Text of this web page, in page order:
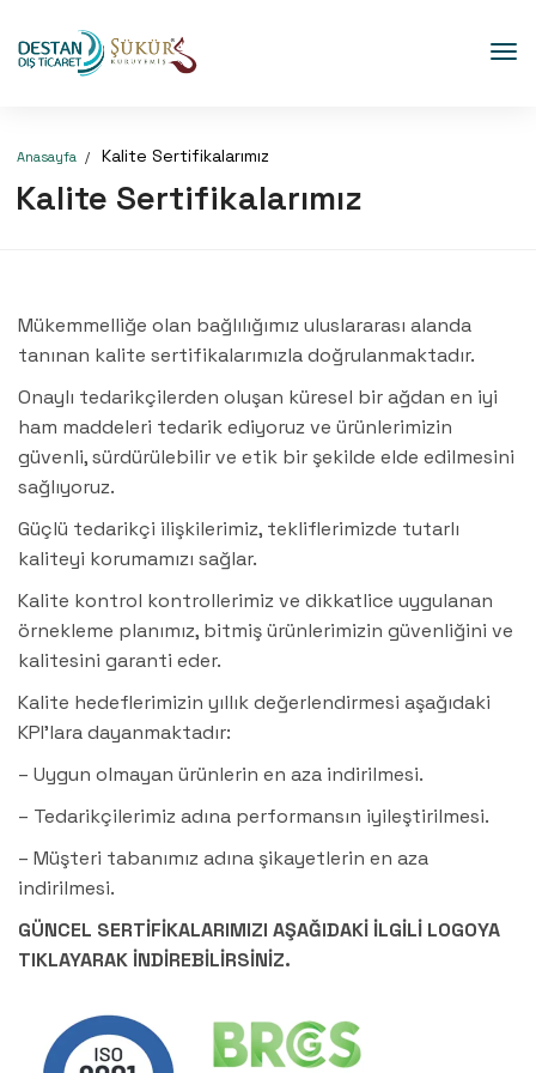
Anasayfa Kalite Sertifikalarımız
Kalite Sertifikalarımız
Mükemmelliğe olan bağlılığımız uluslararası alanda
tanınan kalite sertifikalarımızla doğrulanmaktadır.
Onaylı tedarikçilerden oluşan küresel bir ağdan en iyi
ham maddeleri tedarik ediyoruz ve ürünlerimizin
güvenli, sürdürülebilir ve etik bir şekilde elde edilmesini
sağlıyoruz.
Güçlü tedarikçi ilişkilerimiz, tekliflerimizde tutarlı
kaliteyi korumamızı sağlar.
Kalite kontrol kontrollerimiz ve dikkatlice uygulanan
örnekleme planımız, bitmiş ürünlerimizin güvenliğini ve
kalitesini garanti eder.
Kalite hedeflerimizin yıllık değerlendirmesi aşağıdaki
KPI’lara dayanmaktadır:
– Uygun olmayan ürünlerin en aza indirilmesi.
– Tedarikçilerimiz adına performansın iyileştirilmesi.
– Müşteri tabanımız adına şikayetlerin en aza
indirilmesi.
GÜNCEL SERTİFİKALARIMIZI AŞAĞIDAKİ İLGİLİ LOGOYA
TIKLAYARAK İNDİREBİLİRSİNİZ.